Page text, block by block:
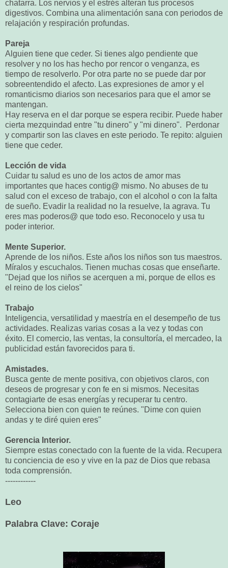
chatarra. Los nervios y el estrés alteran tus procesos
digestivos. Combina una alimentación sana con periodos de
relajación y respiración profundas.
Pareja
Alguien tiene que ceder. Si tienes algo pendiente que
resolver y no los has hecho por rencor o venganza, es
tiempo de resolverlo. Por otra parte no se puede dar por
sobreentendido el afecto. Las expresiones de amor y el
romanticismo diarios son necesarios para que el amor se
mantengan.
Hay reserva en el dar porque se espera recibir. Puede haber
cierta mezquindad entre "tu dinero" y "mi dinero". Perdonar
y compartir son las claves en este periodo. Te repito: alguien
tiene que ceder.
Lección de vida
Cuidar tu salud es uno de los actos de amor mas
importantes que haces contig@ mismo. No abuses de tu
salud con el exceso de trabajo, con el alcohol o con la falta
de sueño. Evadir la realidad no la resuelve, la agrava. Tu
eres mas poderos@ que todo eso. Reconocelo y usa tu
poder interior.
Mente Superior.
Aprende de los niños. Este años los niños son tus maestros.
Míralos y escuchalos. Tienen muchas cosas que enseñarte.
"Dejad que los niños se acerquen a mi, porque de ellos es
el reino de los cielos"
Trabajo
Inteligencia, versatilidad y maestría en el desempeño de tus
actividades. Realizas varias cosas a la vez y todas con
éxito. El comercio, las ventas, la consultoría, el mercadeo, la
publicidad están favorecidos para ti.
Amistades.
Busca gente de mente positiva, con objetivos claros, con
deseos de progresar y con fe en si mismos. Necesitas
contagiarte de esas energías y recuperar tu centro.
Selecciona bien con quien te reúnes. "Dime con quien
andas y te diré quien eres"
Gerencia Interior.
Siempre estas conectado con la fuente de la vida. Recupera
tu conciencia de eso y vive en la paz de Dios que rebasa
toda comprensión.
------------
Leo
Palabra Clave: Coraje